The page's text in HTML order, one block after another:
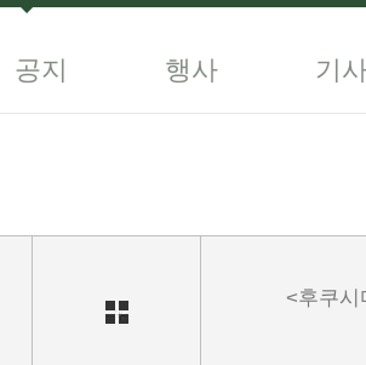
공지 행사 기
<후쿠